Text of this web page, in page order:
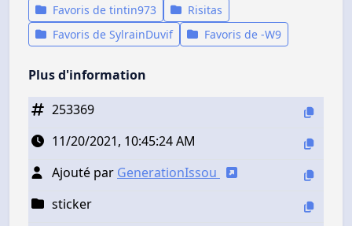
Favoris de tintin973
Risitas
Favoris de SylrainDuvif
Favoris de -W9
Plus d'information
253369
11/20/2021, 10:45:24 AM
Ajouté par GenerationIssou
sticker